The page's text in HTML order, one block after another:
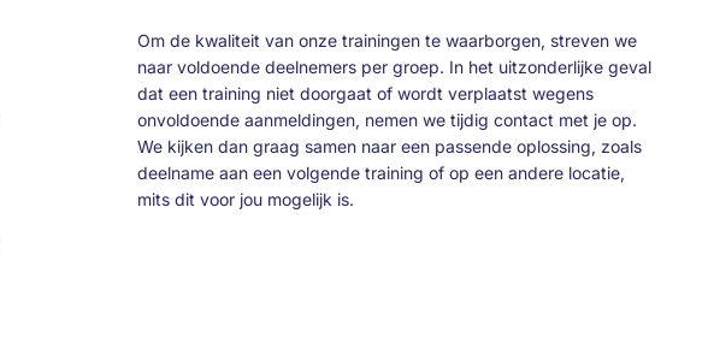
Om de kwaliteit van onze trainingen te waarborgen, streven we
naar voldoende deelnemers per groep. In het uitzonderlijke geval
dat een training niet doorgaat of wordt verplaatst wegens
onvoldoende aanmeldingen, nemen we tijdig contact met je op.
We kijken dan graag samen naar een passende oplossing, zoals
deelname aan een volgende training of op een andere locatie,
mits dit voor jou mogelijk is.